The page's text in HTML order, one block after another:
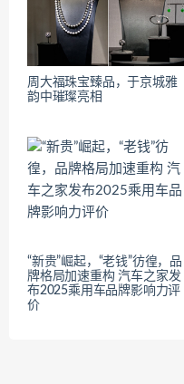
周大福珠宝臻品，于京城雅
韵中璀璨亮相
“新贵”崛起，“老钱”彷徨，品
牌格局加速重构 汽车之家发
布2025乘用车品牌影响力评
价